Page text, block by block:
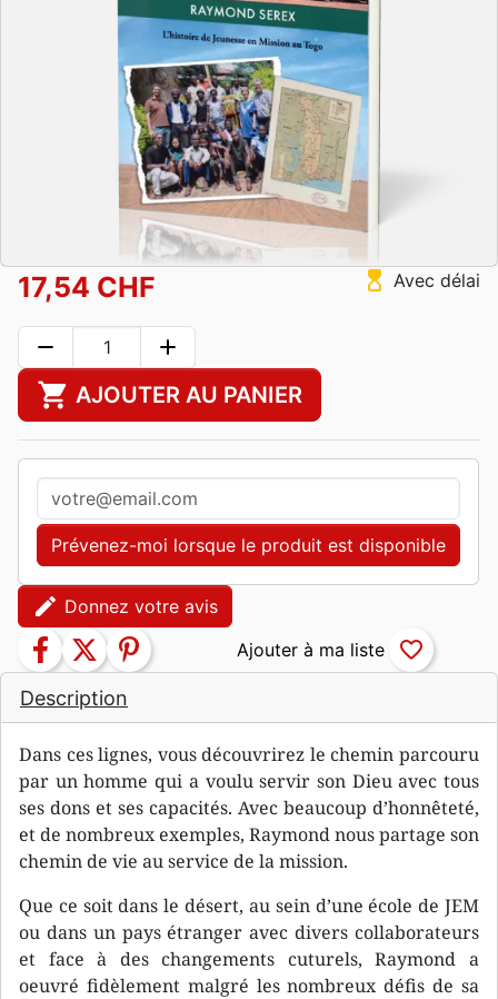
Description
Dans ces lignes, vous découvrirez le chemin parcouru
par un homme qui a voulu servir son Dieu avec tous
ses dons et ses capacités. Avec beaucoup d’honnêteté,
et de nombreux exemples, Raymond nous partage son
chemin de vie au service de la mission.
Que ce soit dans le désert, au sein d’une école de JEM
ou dans un pays étranger avec divers collaborateurs
et face à des changements cuturels, Raymond a
oeuvré fidèlement malgré les nombreux défis de sa
17,54 CHF hourglass_top Avec délai
remove add
shopping_cart AJOUTER AU PANIER
Prévenez-moi lorsque le produit est disponible
edit Donnez votre avis
facebook twitter pinterest favorite_border